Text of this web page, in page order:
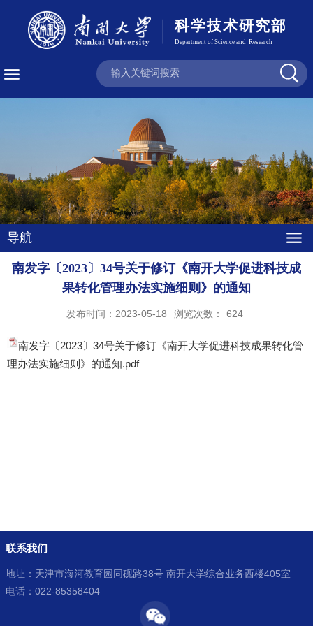
导航
南发字〔2023〕34号关于修订《南开大学促进科技成
果转化管理办法实施细则》的通知
发布时间：2023-05-18 浏览次数： 624
南发字〔2023〕34号关于修订《南开大学促进科技成果转化管
理办法实施细则》的通知.pdf
联系我们
地址：天津市海河教育园同砚路38号 南开大学综合业务西楼405室
电话：022-85358404